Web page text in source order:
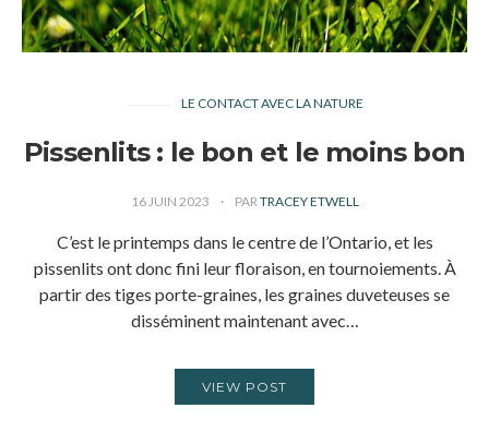
LE CONTACT AVEC LA NATURE
Pissenlits : le bon et le moins bon
16 JUIN 2023 PARTRACEY ETWELL
C’est le printemps dans le centre de l’Ontario, et les
pissenlits ont donc fini leur floraison, en tournoiements. À
partir des tiges porte-graines, les graines duveteuses se
disséminent maintenant avec…
VIEW POST